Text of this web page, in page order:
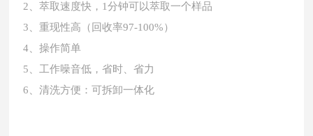
2、萃取速度快，1分钟可以萃取一个样品
3、重现性高（回收率97-100%）
4、操作简单
5、工作噪音低，省时、省力
6、清洗方便：可拆卸一体化